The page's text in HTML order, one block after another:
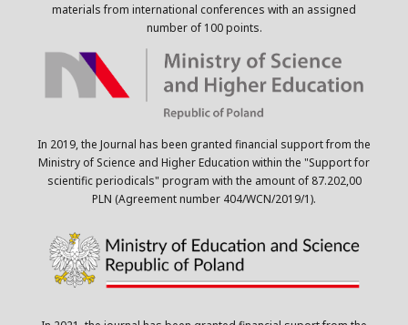
materials from international conferences with an assigned
number of 100 points.
In 2019, the Journal has been granted financial support from the
Ministry of Science and Higher Education within the "Support for
scientific periodicals" program with the amount of 87.202,00
PLN (Agreement number 404/WCN/2019/1).